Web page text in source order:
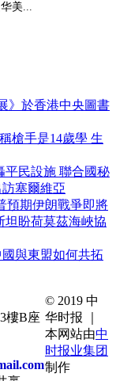
美...
》於香港中央圖書
槍手是14歲學 生
平民設施 聯合國秘
塞爾維亞
預期伊朗戰爭即將
坦盼荷莫茲海峽協
與東盟如何共拓
樓B座
© 2019 中
华时报 ｜
本网站由中
时报业集团
制作